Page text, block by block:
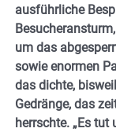
ausführliche
um das
sowie enormen
das dichte,
Gedränge, das
herrschte. „Es